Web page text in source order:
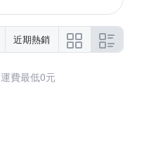
近期熱銷
運費最低0元